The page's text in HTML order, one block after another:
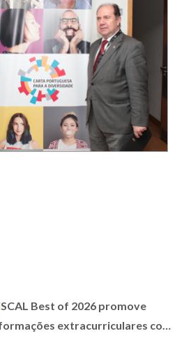
Best of 2026 promove
extracurriculares com